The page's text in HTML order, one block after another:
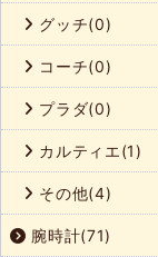
グッチ(0)
コーチ(0)
プラダ(0)
カルティエ(1)
その他(4)
腕時計(71)